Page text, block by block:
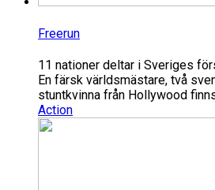
Freerun
11 nationer deltar i Sveriges
En färsk världsmästare, två
stuntkvinna från Hollywood
Action